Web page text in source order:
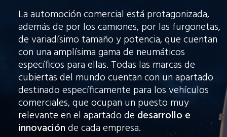
La automoción comercial está protagonizada,
además de por los camiones, por las furgonetas,
de variadísimo tamaño y potencia, que cuentan
con una amplísima gama de neumáticos
específicos para ellas. Todas las marcas de
cubiertas del mundo cuentan con un apartado
destinado específicamente para los vehículos
comerciales, que ocupan un puesto muy
relevante en el apartado de desarrollo e
innovaciónde cada empresa.